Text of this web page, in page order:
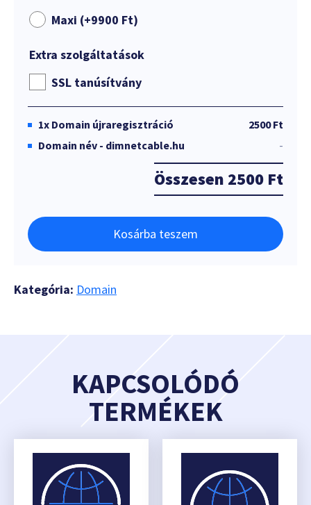
Maxi (+9900 Ft)
Extra szolgáltatások
SSL tanúsítvány
1x Domain újraregisztráció
2500 Ft
Domain név - dimnetcable.hu
-
Összesen 2500 Ft
Kosárba teszem
Kategória: Domain
KAPCSOLÓDÓ
TERMÉKEK